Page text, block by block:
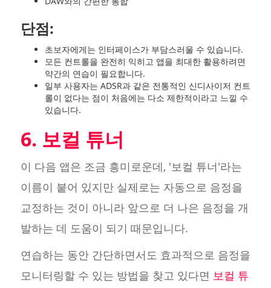
단점:
초보자에게는 인터페이스가 부담스러울 수 있습니다.
모든 컨트롤을 완전히 익히고 앱을 최대한 활용하려면
약간의 연습이 필요합니다.
일부 사용자는 ADSR과 같은 전통적인 신디사이저 컨트
롤이 없다는 점이 처음에는 다소 제한적이라고 느낄 수
있습니다.
6. 보컬 튜너
이 다음 앱은 조금 흥미로운데, '보컬 튜너'라는
이름이 붙어 있지만 실제로는 자동으로 음정을
교정하는 것이 아니라 앞으로 더 나은 음정을 개
발하는 데 도움이 되기 때문입니다.
연습하는 동안 간단하면서도 효과적으로 음정을
모니터링할 수 있는 방법을 찾고 있다면 보컬 튜